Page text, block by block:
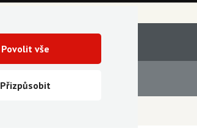
Přizpůsobit
Povolit vše